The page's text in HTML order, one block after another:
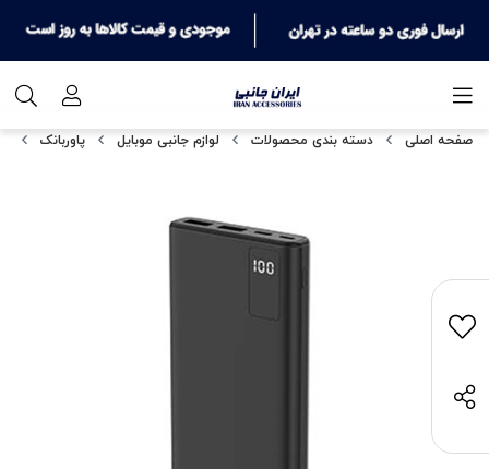
صفحه اصلی دسته بندی محصولات لوازم جانبی موبایل پاوربانک